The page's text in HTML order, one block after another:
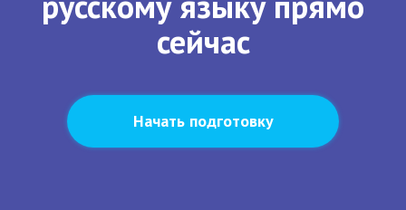
сейчас
Начать подготовку